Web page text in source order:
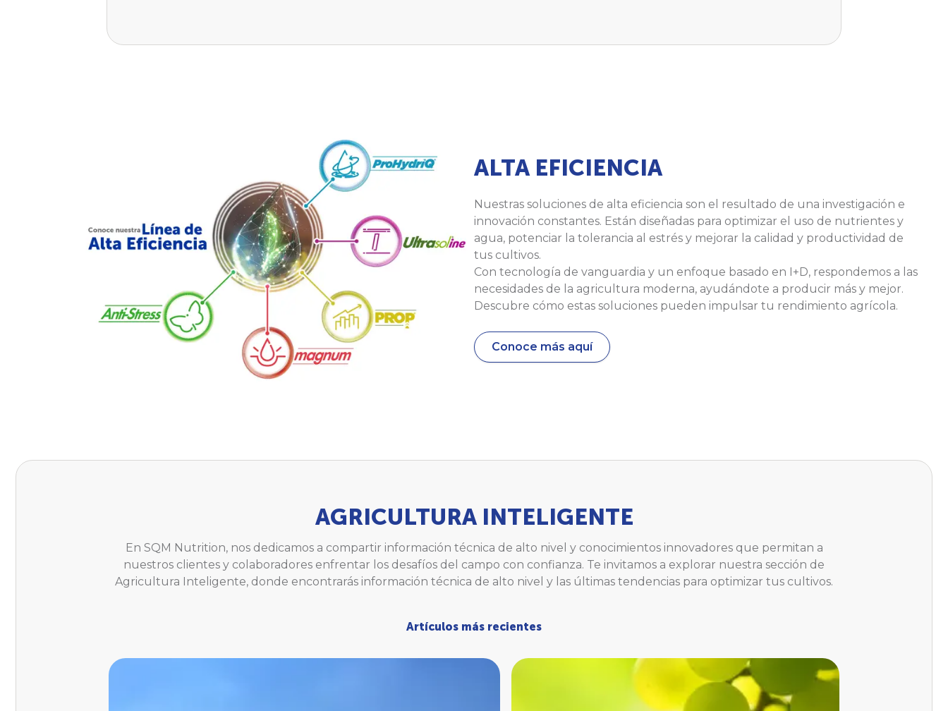
ALTA EFICIENCIA
Nuestras soluciones de alta eficiencia son el resultado de una investigación e
innovación constantes. Están diseñadas para optimizar el uso de nutrientes y
agua, potenciar la tolerancia al estrés y mejorar la calidad y productividad de
tus cultivos.
Con tecnología de vanguardia y un enfoque basado en I+D, respondemos a las
necesidades de la agricultura moderna, ayudándote a producir más y mejor.
Descubre cómo estas soluciones pueden impulsar tu rendimiento agrícola.
Conoce más aquí
AGRICULTURA INTELIGENTE
En SQM Nutrition, nos dedicamos a compartir información técnica de alto nivel y conocimientos innovadores que permitan a
nuestros clientes y colaboradores enfrentar los desafíos del campo con confianza. Te invitamos a explorar nuestra sección de
Agricultura Inteligente, donde encontrarás información técnica de alto nivel y las últimas tendencias para optimizar tus cultivos.
Artículos más recientes